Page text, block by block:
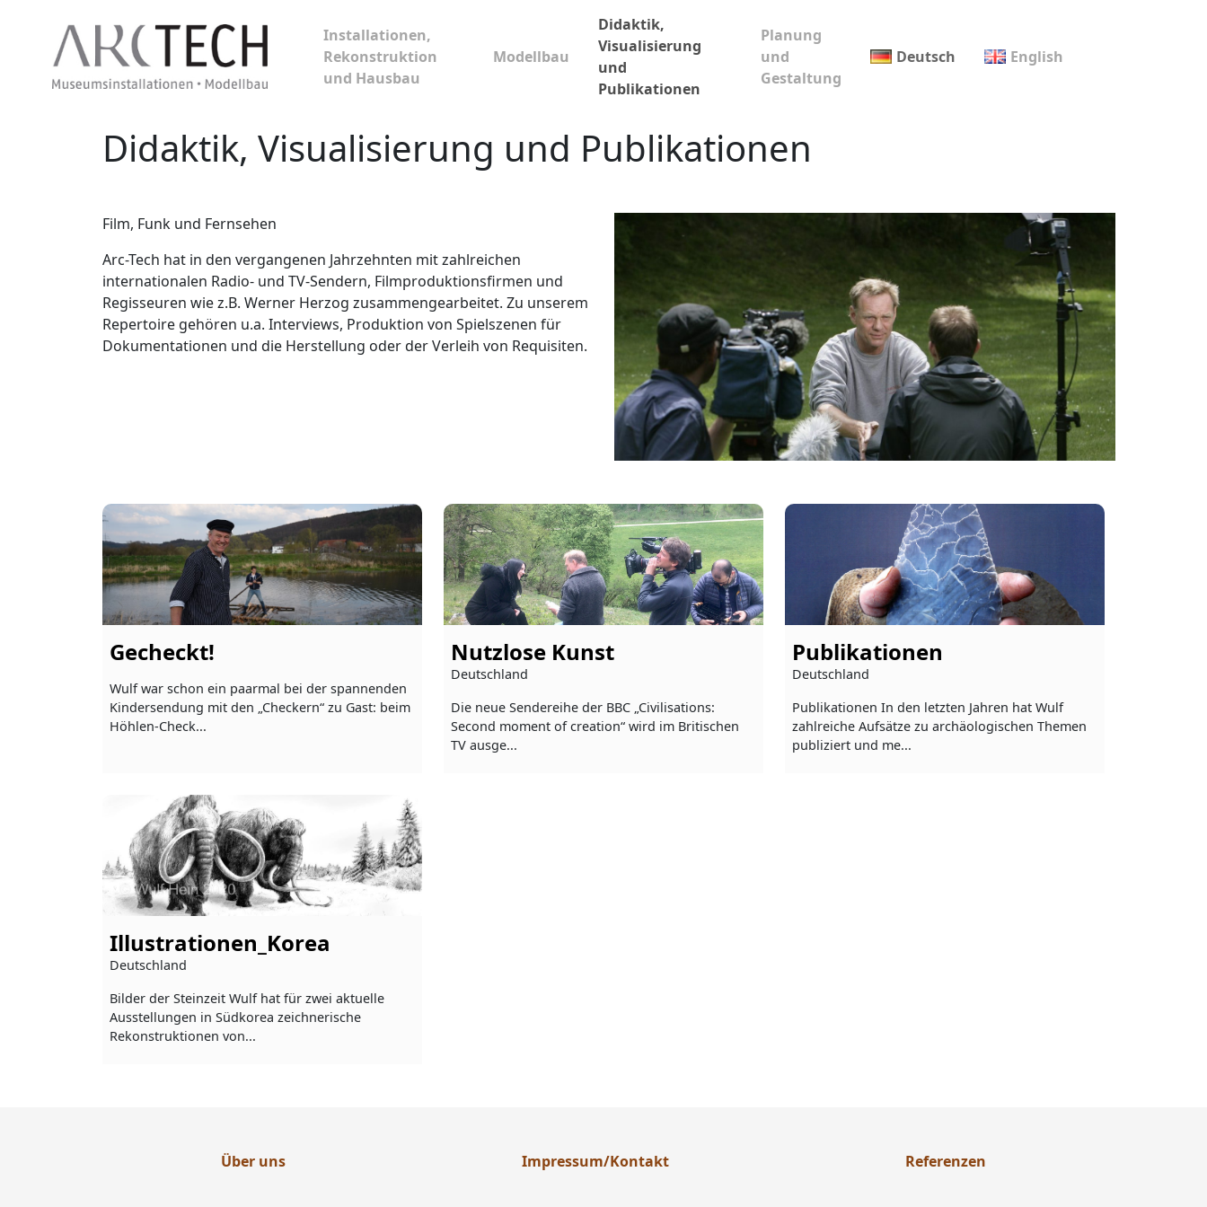
Installationen,
Rekonstruktion
und Hausbau
Modellbau
Didaktik,
Visualisierung
und
Publikationen
Planung
und
Gestaltung
Deutsch English
Didaktik, Visualisierung und Publikationen
Film, Funk und Fernsehen
Arc-Tech hat in den vergangenen Jahrzehnten mit zahlreichen
internationalen Radio- und TV-Sendern, Filmproduktionsfirmen und
Regisseuren wie z.B. Werner Herzog zusammengearbeitet. Zu unserem
Repertoire gehören u.a. Interviews, Produktion von Spielszenen für
Dokumentationen und die Herstellung oder der Verleih von Requisiten.
Gecheckt!
Wulf war schon ein paarmal bei der spannenden
Kindersendung mit den „Checkern“ zu Gast: beim
Höhlen-Check...
Nutzlose Kunst
Deutschland
Die neue Sendereihe der BBC „Civilisations:
Second moment of creation“ wird im Britischen
TV ausge...
Publikationen
Deutschland
Publikationen In den letzten Jahren hat Wulf
zahlreiche Aufsätze zu archäologischen Themen
publiziert und me...
Illustrationen_Korea
Deutschland
Bilder der Steinzeit Wulf hat für zwei aktuelle
Ausstellungen in Südkorea zeichnerische
Rekonstruktionen von...
Über uns Impressum/Kontakt Referenzen